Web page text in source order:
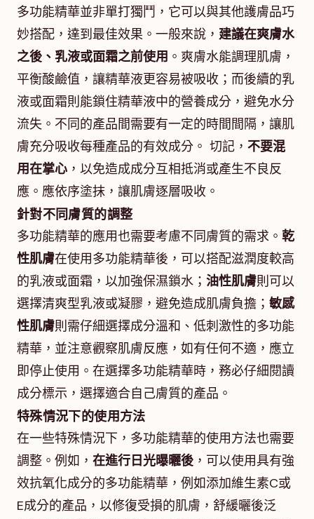
多功能精華並非單打獨鬥，它可以與其他護膚品巧
妙搭配，達到最佳效果。一般來說， 建議在爽膚水
之後、乳液或面霜之前使用 。爽膚水能調理肌膚，
平衡酸鹼值，讓精華液更容易被吸收；而後續的乳
液或面霜則能鎖住精華液中的營養成分，避免水分
流失。不同的產品間需要有一定的時間間隔，讓肌
膚充分吸收每種產品的有效成分。 切記， 不要混
用在掌心 ，以免造成成分互相抵消或產生不良反
應。應依序塗抹，讓肌膚逐層吸收。
針對不同膚質的調整
多功能精華的應用也需要考慮不同膚質的需求。 乾
性肌膚在使用多功能精華後，可以搭配滋潤度較高
的乳液或面霜，以加強保濕鎖水； 油性肌膚則可以
選擇清爽型乳液或凝膠，避免造成肌膚負擔； 敏感
性肌膚則需仔細選擇成分溫和、低刺激性的多功能
精華，並注意觀察肌膚反應，如有任何不適，應立
即停止使用。在選擇多功能精華時，務必仔細閱讀
成分標示，選擇適合自己膚質的產品。
特殊情況下的使用方法
在一些特殊情況下，多功能精華的使用方法也需要
調整。例如， 在進行日光曝曬後 ，可以使用具有強
效抗氧化成分的多功能精華，例如添加維生素C或
E成分的產品，以修復受損的肌膚，舒緩曬後泛